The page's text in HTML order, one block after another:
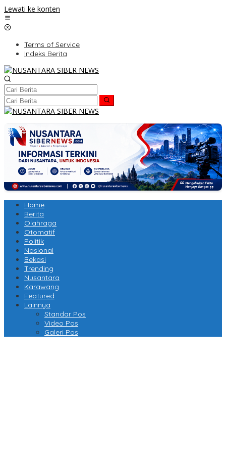
Lewati ke konten
Terms of Service
Indeks Berita
Home
Berita
Olahraga
Otomatif
Politik
Nasional
Bekasi
Trending
Nusantara
Karawang
Featured
Lainnya
Standar Pos
Video Pos
Galeri Pos